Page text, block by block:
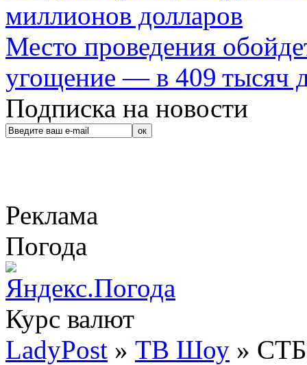
миллионов долларов
Место проведения
угощение — в 409 тысяч
Подписка на новости
Реклама
Погода
Курс валют
LadyPost » ТВ Шоу » СТБ